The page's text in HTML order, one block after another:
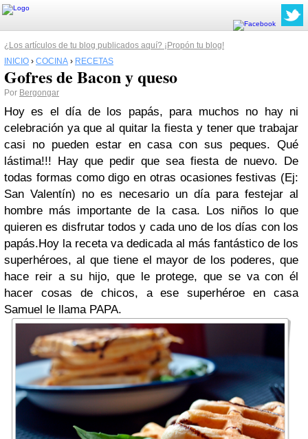
¿Los artículos de tu blog publicados aquí? ¡Propón tu blog!
INICIO › COCINA › RECETAS
Gofres de Bacon y queso
Por Bergongar
Hoy es el día de los papás, para muchos no hay ni
celebración ya que al quitar la fiesta y tener que trabajar
casi no pueden estar en casa con sus peques. Qué
lástima!!! Hay que pedir que sea fiesta de nuevo. De
todas formas como digo en otras ocasiones festivas (Ej:
San Valentín) no es necesario un día para festejar al
hombre más importante de la casa. Los niños lo que
quieren es disfrutar todos y cada uno de los días con los
papás.Hoy la receta va dedicada al más fantástico de los
superhéroes, al que tiene el mayor de los poderes, que
hace reir a su hijo, que le protege, que se va con él
hacer cosas de chicos, a ese superhéroe en casa
Samuel le llama PAPA.